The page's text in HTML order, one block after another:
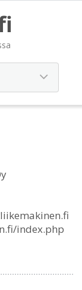
index.php